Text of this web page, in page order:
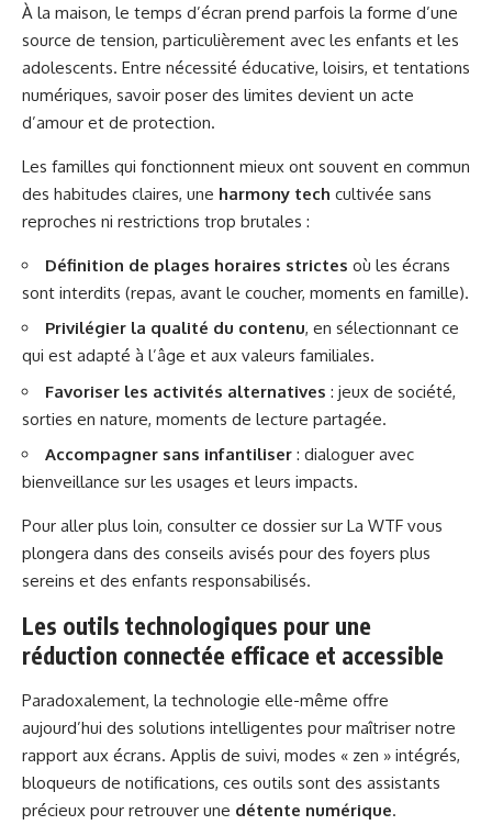
À la maison, le temps d’écran prend parfois la forme d’une
source de tension, particulièrement avec les enfants et les
adolescents. Entre nécessité éducative, loisirs, et tentations
numériques, savoir poser des limites devient un acte
d’amour et de protection.
Les familles qui fonctionnent mieux ont souvent en commun
des habitudes claires, une harmony tech cultivée sans
reproches ni restrictions trop brutales :
Définition de plages horaires strictes où les écrans
sont interdits (repas, avant le coucher, moments en famille).
Privilégier la qualité du contenu, en sélectionnant ce
qui est adapté à l’âge et aux valeurs familiales.
Favoriser les activités alternatives : jeux de société,
sorties en nature, moments de lecture partagée.
Accompagner sans infantiliser : dialoguer avec
bienveillance sur les usages et leurs impacts.
Pour aller plus loin, consulter ce dossier sur La WTF vous
plongera dans des conseils avisés pour des foyers plus
sereins et des enfants responsabilisés.
Les outils technologiques pour une
réduction connectée efficace et accessible
Paradoxalement, la technologie elle-même offre
aujourd’hui des solutions intelligentes pour maîtriser notre
rapport aux écrans. Applis de suivi, modes « zen » intégrés,
bloqueurs de notifications, ces outils sont des assistants
précieux pour retrouver une détente numérique.